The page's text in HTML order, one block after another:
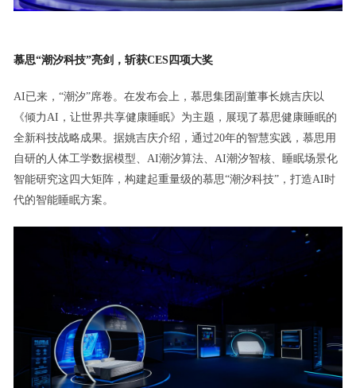
慕思“潮汐科技”亮剑，斩获CES四项大奖
AI已来，“潮汐”席卷。在发布会上，慕思集团副董事长姚吉庆以
《倾力AI，让世界共享健康睡眠》为主题，展现了慕思健康睡眠的
全新科技战略成果。据姚吉庆介绍，通过20年的智慧实践，慕思用
自研的人体工学数据模型、AI潮汐算法、AI潮汐智核、睡眠场景化
智能研究这四大矩阵，构建起重量级的慕思“潮汐科技”，打造AI时
代的智能睡眠方案。